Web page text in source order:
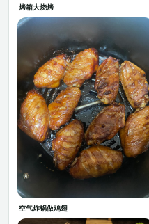
烤箱大烧烤
空气炸锅做鸡翅